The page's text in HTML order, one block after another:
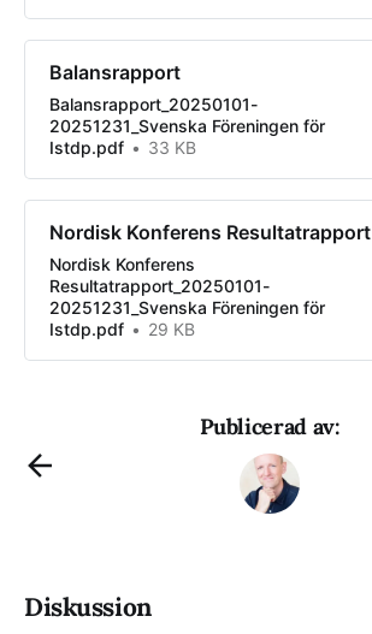
Balansrapport
Balansrapport_20250101-
20251231_Svenska Föreningen för
Istdp.pdf
33 KB
Nordisk Konferens Resultatrapport
Nordisk Konferens
Resultatrapport_20250101-
20251231_Svenska Föreningen för
Istdp.pdf
29 KB
Publicerad av:
Diskussion